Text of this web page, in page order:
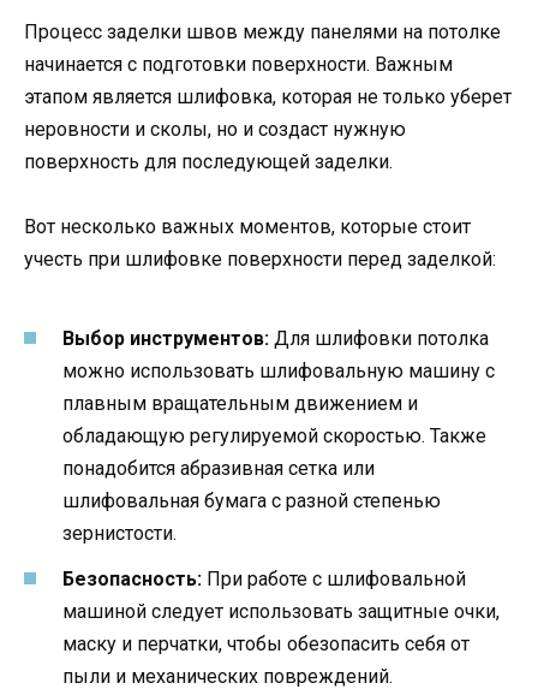
Процесс заделки швов между панелями на потолке
начинается с подготовки поверхности. Важным
этапом является шлифовка, которая не только уберет
неровности и сколы, но и создаст нужную
поверхность для последующей заделки.
Вот несколько важных моментов, которые стоит
учесть при шлифовке поверхности перед заделкой:
Выбор инструментов: Для шлифовки потолка
можно использовать шлифовальную машину с
плавным вращательным движением и
обладающую регулируемой скоростью. Также
понадобится абразивная сетка или
шлифовальная бумага с разной степенью
зернистости.
Безопасность: При работе с шлифовальной
машиной следует использовать защитные очки,
маску и перчатки, чтобы обезопасить себя от
пыли и механических повреждений.